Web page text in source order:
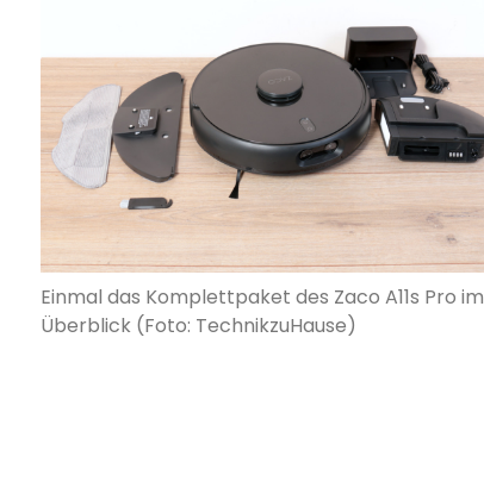
Einmal das Komplettpaket des Zaco A11s Pro im
Überblick (Foto: TechnikzuHause)